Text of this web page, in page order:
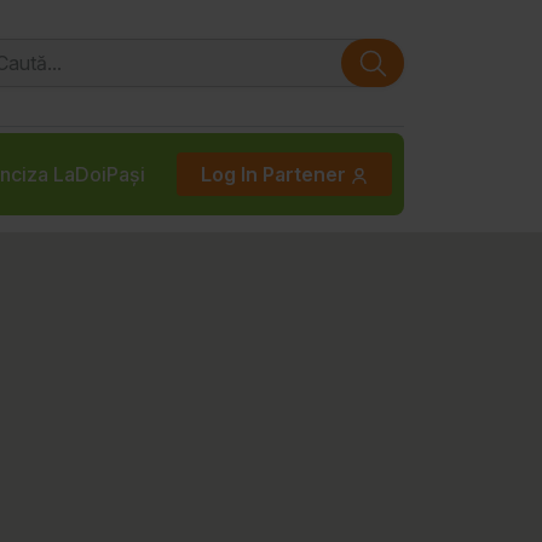
LaDoiPași Log In Partener